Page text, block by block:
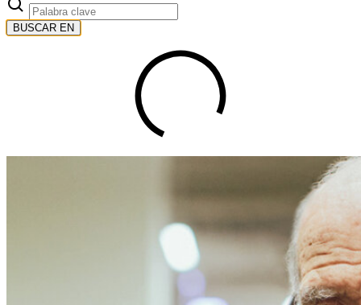
BUSCAR EN